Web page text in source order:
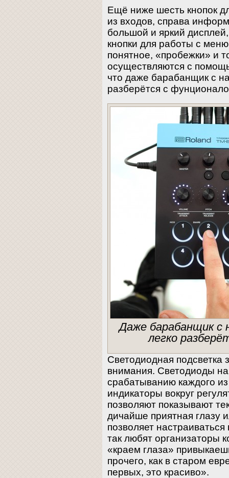
Ещё ниже шесть кнопок
из входов, справа
большой и яркий
кнопки для работы с
понятное, «пробежки» и
осуществляются с
что даже барабанщик с
разберётся с
Даже барабанщик с
легко
Светодиодная подсветка
внимания. Светодиоды
срабатыванию каждого
индикаторы вокруг
позволяют показывают
дичайше приятная глазу
позволяет
так любят организаторы
«краем глаза»
прочего, как в старом
первых, это красиво».